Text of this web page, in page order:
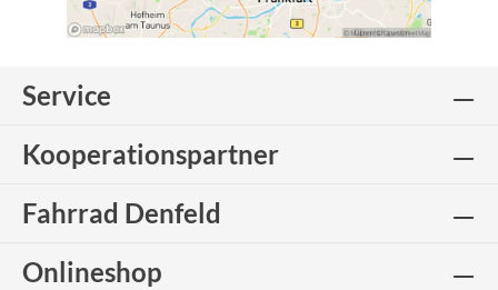
Service
Kooperationspartner
Fahrrad Denfeld
Onlineshop